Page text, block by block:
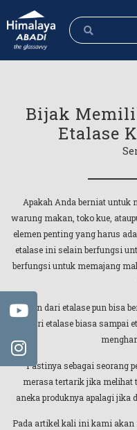
Bijak
Etalase
Apakah Anda berniat untuk
warung makan, toko kue,
elemen penting yang harus
etalase ini selain berfungsi
berfungsi untuk memajang
Ukuran dari etalase pun bisa
dari etalase biasa sampai
Pastinya sebagai seorang
merasa tertarik jika melihat
aneka produknya apalagi jika
Pada artikel kali ini kami